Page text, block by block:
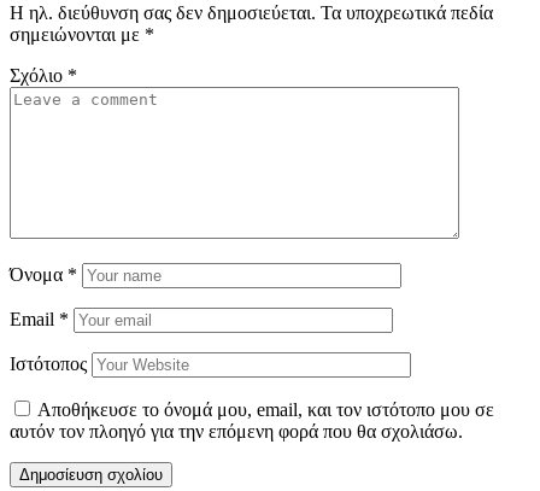
Η ηλ. διεύθυνση σας δεν δημοσιεύεται. Τα υποχρεωτικά πεδία
σημειώνονται με *
Σχόλιο *
Όνομα *
Email *
Ιστότοπος
Αποθήκευσε το όνομά μου, email, και τον ιστότοπο μου σε
αυτόν τον πλοηγό για την επόμενη φορά που θα σχολιάσω.